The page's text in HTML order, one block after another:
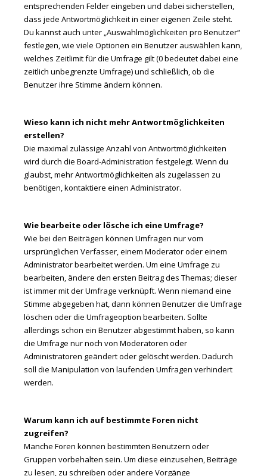
entsprechenden Felder eingeben und dabei sicherstellen,
dass jede Antwortmöglichkeit in einer eigenen Zeile steht.
Du kannst auch unter „Auswahlmöglichkeiten pro Benutzer“
festlegen, wie viele Optionen ein Benutzer auswählen kann,
welches Zeitlimit für die Umfrage gilt (0 bedeutet dabei eine
zeitlich unbegrenzte Umfrage) und schließlich, ob die
Benutzer ihre Stimme ändern können.
Wieso kann ich nicht mehr Antwortmöglichkeiten
erstellen?
Die maximal zulässige Anzahl von Antwortmöglichkeiten
wird durch die Board-Administration festgelegt. Wenn du
glaubst, mehr Antwortmöglichkeiten als zugelassen zu
benötigen, kontaktiere einen Administrator.
Wie bearbeite oder lösche ich eine Umfrage?
Wie bei den Beiträgen können Umfragen nur vom
ursprünglichen Verfasser, einem Moderator oder einem
Administrator bearbeitet werden. Um eine Umfrage zu
bearbeiten, ändere den ersten Beitrag des Themas; dieser
ist immer mit der Umfrage verknüpft. Wenn niemand eine
Stimme abgegeben hat, dann können Benutzer die Umfrage
löschen oder die Umfrageoption bearbeiten. Sollte
allerdings schon ein Benutzer abgestimmt haben, so kann
die Umfrage nur noch von Moderatoren oder
Administratoren geändert oder gelöscht werden. Dadurch
soll die Manipulation von laufenden Umfragen verhindert
werden.
Warum kann ich auf bestimmte Foren nicht
zugreifen?
Manche Foren können bestimmten Benutzern oder
Gruppen vorbehalten sein. Um diese einzusehen, Beiträge
zu lesen, zu schreiben oder andere Vorgänge